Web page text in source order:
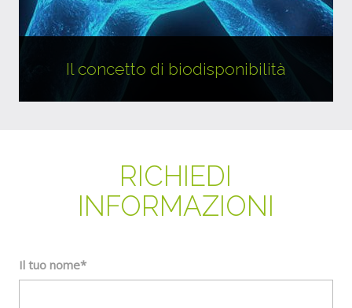
Il concetto di biodisponibilità
RICHIEDI
INFORMAZIONI
Il tuo nome*